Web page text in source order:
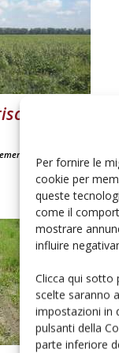
Per fornire le
cookie per
queste
come il
mostrare
influire
Clicca qui sotto
scelte saranno
impostazioni in
pulsanti della
parte inferiore
la
Soc. Coop.